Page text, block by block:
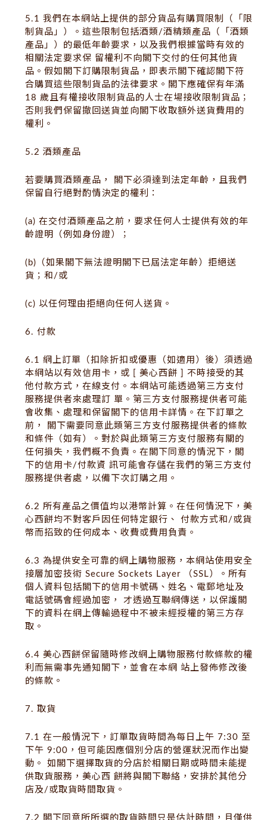
5.1 我們在本網站上提供的部分貨品有購買限制（「限
制貨品」）。這些限制包括酒類/酒精類產品（「酒類
產品」）的最低年齡要求，以及我們根據當時有效的
相關法定要求保 留權利不向閣下交付的任何其他貨
品。假如閣下訂購限制貨品，即表示閣下確認閣下符
合購買這些限制貨品的法律要求。閣下應確保有年滿
18 歲且有權接收限制貨品的人士在場接收限制貨品；
否則我們保留撤回送貨並向閣下收取額外送貨費用的
權利。
5.2 酒類產品
若要購買酒類產品， 閣下必須達到法定年齡，且我們
保留自行絕對酌情決定的權利：
(a) 在交付酒類產品之前，要求任何人士提供有效的年
齡證明（例如身份證）；
(b)（如果閣下無法證明閣下已屆法定年齡）拒絕送
貨；和/或
(c) 以任何理由拒絕向任何人送貨。
6. 付款
6.1 網上訂單（扣除折扣或優惠（如適用）後）須透過
本網站以有效信用卡，或 [ 美心西餅 ] 不時接受的其
他付款方式，在線支付。本網站可能透過第三方支付
服務提供者來處理訂 單。第三方支付服務提供者可能
會收集、處理和保留閣下的信用卡詳情。在下訂單之
前， 閣下需要同意此類第三方支付服務提供者的條款
和條件（如有）。對於與此類第三方支付服務有關的
任何損失，我們概不負責。在閣下同意的情況下，閣
下的信用卡/付款資 訊可能會存儲在我們的第三方支付
服務提供者處，以備下次訂購之用。
6.2 所有產品之價值均以港幣計算。在任何情況下，美
心西餅均不對客戶因任何特定銀行、 付款方式和/或貨
幣而招致的任何成本、收費或費用負責。
6.3 為提供安全可靠的網上購物服務，本網站使用安全
接層加密技術 Secure Sockets Layer （SSL）。所有
個人資料包括閣下的信用卡號碼、姓名、電郵地址及
電話號碼會經過加密， 才透過互聯網傳送，以保護閣
下的資料在網上傳輸過程中不被未經授權的第三方存
取。
6.4 美心西餅保留隨時修改網上購物服務付款條款的權
利而無需事先通知閣下，並會在本網 站上發佈修改後
的條款。
7. 取貨
7.1 在一般情況下，訂單取貨時間為每日上午 7:30 至
下午 9:00，但可能因應個別分店的營運狀況而作出變
動。 如閣下選擇取貨的分店於相關日期或時間未能提
供取貨服務，美心西 餅將與閣下聯絡，安排於其他分
店及/或取貨時間取貨。
7.2 閣下同意所所選的取貨時間只是估計時間，且僅供